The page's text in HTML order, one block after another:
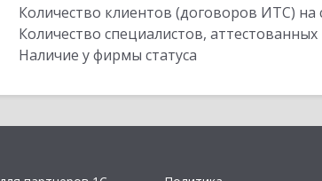
Количество клиентов (договоров ИТС)
Количество специалистов,
Наличие у фирмы статуса